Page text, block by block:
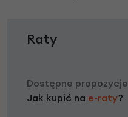
Raty
Dostępne propozycje
Jak kupić na e-raty?